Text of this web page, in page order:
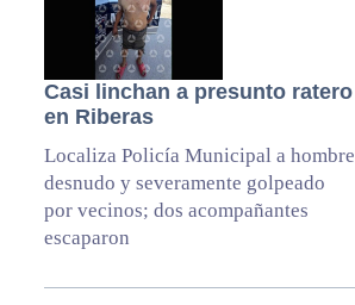
Casi linchan a presunto ratero
en Riberas
Localiza Policía Municipal a hombre
desnudo y severamente golpeado
por vecinos; dos acompañantes
escaparon